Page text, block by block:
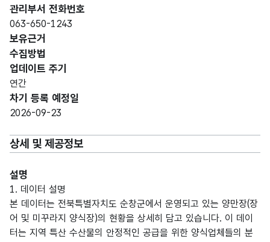
관리부서 전화번호
063-650-1243
보유근거
수집방법
업데이트 주기
연간
차기 등록 예정일
2026-09-23
상세 및 제공정보
설명
1. 데이터 설명
본 데이터는 전북특별자치도 순창군에서 운영되고 있는 양만장(장
어 및 미꾸라지 양식장)의 현황을 상세히 담고 있습니다. 이 데이
터는 지역 특산 수산물의 안정적인 공급을 위한 양식업체들의 분